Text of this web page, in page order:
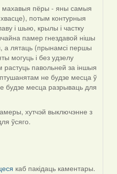
махавыя пёры - яны самыя
потым контурныя
і шыю, крылы і частку
памер гнездавой нішы
лятаць (прынамсі першы
могуць і без удзелу
павольней за іншыя
не будзе месца ў
будзе месца разрываць для
хутчэй выключэнне з
ўсяго.
каб пакідаць каментары.